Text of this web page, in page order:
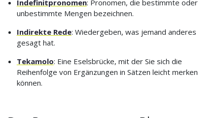
Indefinitpronomen: Pronomen, die bestimmte oder
unbestimmte Mengen bezeichnen.
Indirekte Rede: Wiedergeben, was jemand anderes
gesagt hat.
Tekamolo: Eine Eselsbrücke, mit der Sie sich die
Reihenfolge von Ergänzungen in Sätzen leicht merken
können.